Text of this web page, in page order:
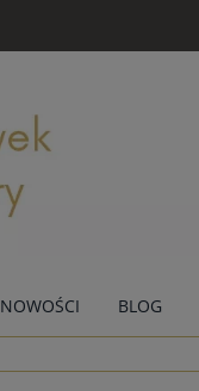
NOWOŚCI BLOG